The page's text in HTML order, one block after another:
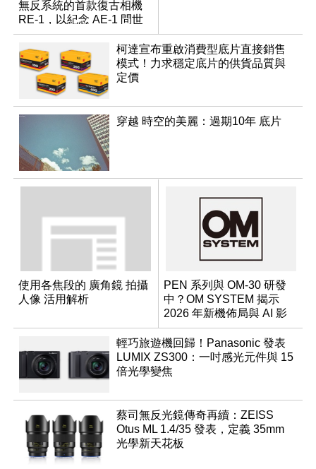
無反系統的首款復古相機
RE-1，以紀念 AE-1 問世
50 週年
柯達宣布重啟消費型底片直接銷售
模式！力求穩定底片的供貨品質與
定價
穿越 時空的美麗：過期10年 底片
使用各焦段的 廣角鏡 拍攝
人像 活用解析
PEN 系列與 OM-30 研發
中？OM SYSTEM 揭示
2026 年新機佈局與 AI 影
像藍圖
輕巧旅遊機回歸！Panasonic 發表
LUMIX ZS300：一吋感光元件與 15
倍光學變焦
蔡司無反光鏡傳奇再續：ZEISS
Otus ML 1.4/35 發表，定義 35mm
光學新天花板